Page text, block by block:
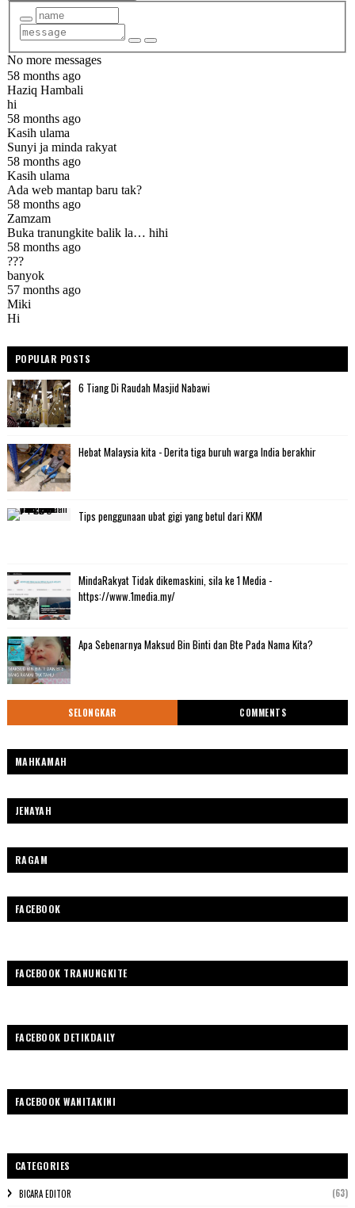
POPULAR POSTS
6 Tiang Di Raudah Masjid Nabawi
Hebat Malaysia kita - Derita tiga buruh warga India berakhir
Tips penggunaan ubat gigi yang betul dari KKM
MindaRakyat Tidak dikemaskini, sila ke 1 Media -
https://www.1media.my/
Apa Sebenarnya Maksud Bin Binti dan Bte Pada Nama Kita?
SELONGKAR COMMENTS
MAHKAMAH
JENAYAH
RAGAM
FACEBOOK
FACEBOOK TRANUNGKITE
FACEBOOK DETIKDAILY
FACEBOOK WANITAKINI
CATEGORIES
BICARA EDITOR (63)